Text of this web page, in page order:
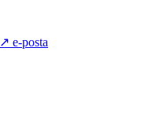
↗ e-posta